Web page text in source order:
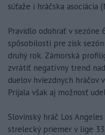
súťaže i hráčska asociácia
Pravidlo odohrať v sezóne
spôsobilosti pre zisk
druhý rok. Zámorská
zvrátiť negatívny trend
duelov hviezdnych hráčov
Prijala však aj možnosť
Slovinský hráč Los
strelecký priemer v lige